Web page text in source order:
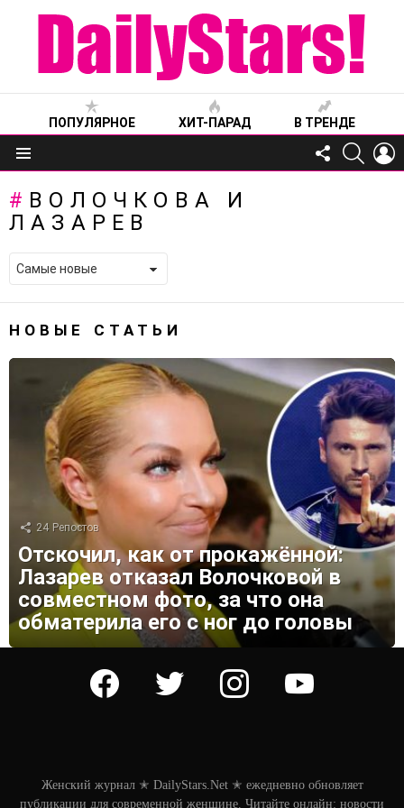
ПОПУЛЯРНОЕ ХИТ-ПАРАД В ТРЕНДЕ
Меню
FOLLOW
US
ВОЛОЧКОВА И
ЛАЗАРЕВ
НОВЫЕ СТАТЬИ
24 Репостов
Отскочил, как от прокажённой:
Лазарев отказал Волочковой в
совместном фото, за что она
обматерила его с ног до головы
facebook twitter instagram youtube
Женский журнал ✭ DailyStars.Net ✭ ежедневно обновляет
публикации для современной женщине. Читайте онлайн: новости